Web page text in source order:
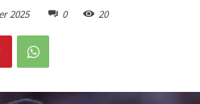
2025 0 20